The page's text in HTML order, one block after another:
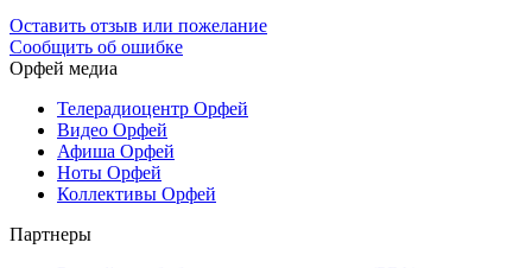
Оставить отзыв или пожелание
Сообщить об ошибке
Орфей медиа
Телерадиоцентр Орфей
Видео Орфей
Афиша Орфей
Ноты Орфей
Коллективы Орфей
Партнеры